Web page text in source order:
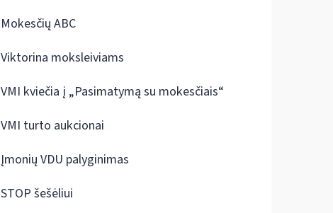
Mokesčių ABC
Viktorina moksleiviams
VMI kviečia į „Pasimatymą su mokesčiais“
VMI turto aukcionai
Įmonių VDU palyginimas
STOP šešėliui